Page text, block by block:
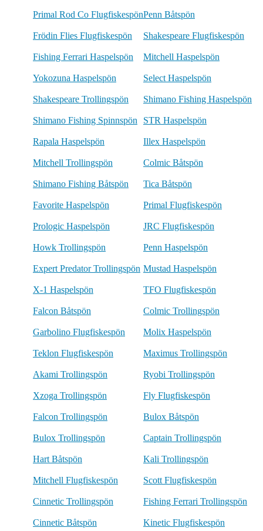
Primal Rod Co FlugfiskespönPenn Båtspön
Frödin Flies Flugfiskespön Shakespeare Flugfiskespön
Fishing Ferrari Haspelspön Mitchell Haspelspön
Yokozuna Haspelspön Select Haspelspön
Shakespeare Trollingspön Shimano Fishing Haspelspön
Shimano Fishing Spinnspön STR Haspelspön
Rapala Haspelspön Illex Haspelspön
Mitchell Trollingspön Colmic Båtspön
Shimano Fishing Båtspön Tica Båtspön
Favorite Haspelspön Primal Flugfiskespön
Prologic Haspelspön JRC Flugfiskespön
Howk Trollingspön Penn Haspelspön
Expert Predator Trollingspön Mustad Haspelspön
X-1 Haspelspön TFO Flugfiskespön
Falcon Båtspön Colmic Trollingspön
Garbolino Flugfiskespön Molix Haspelspön
Teklon Flugfiskespön Maximus Trollingspön
Akami Trollingspön Ryobi Trollingspön
Xzoga Trollingspön Fly Flugfiskespön
Falcon Trollingspön Bulox Båtspön
Bulox Trollingspön Captain Trollingspön
Hart Båtspön Kali Trollingspön
Mitchell Flugfiskespön Scott Flugfiskespön
Cinnetic Trollingspön Fishing Ferrari Trollingspön
Cinnetic Båtspön Kinetic Flugfiskespön